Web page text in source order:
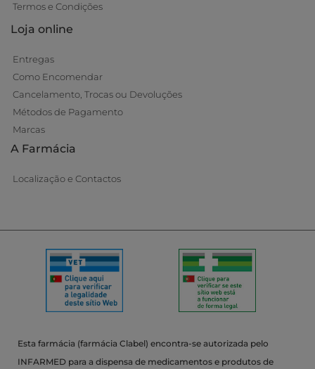
Termos e Condições
Loja online
Entregas
Como Encomendar
Cancelamento, Trocas ou Devoluções
Métodos de Pagamento
Marcas
A Farmácia
Localização e Contactos
Esta farmácia (farmácia Clabel) encontra-se autorizada pelo
INFARMED para a dispensa de medicamentos e produtos de